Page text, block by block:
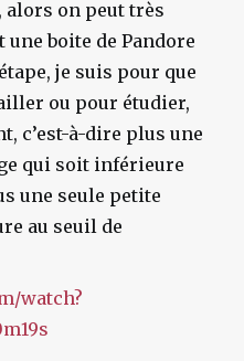
alors on peut très
boite de Pandore
je suis pour que
ou pour étudier,
c’est-à-dire plus une
qui soit inférieure
une seule petite
au seuil de
watch?